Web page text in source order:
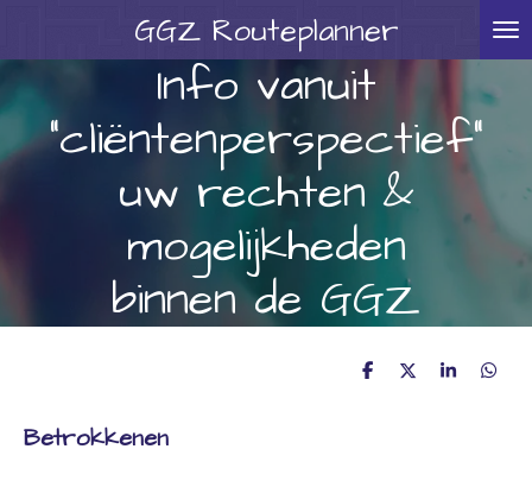
direct
hoofdinhoud
GGZRouteplanner
Info vanuit
"cliëntenperspectief"
uw rechten &
mogelijkheden
binnen de GGZ
D
D
S
D
Betrokkenen